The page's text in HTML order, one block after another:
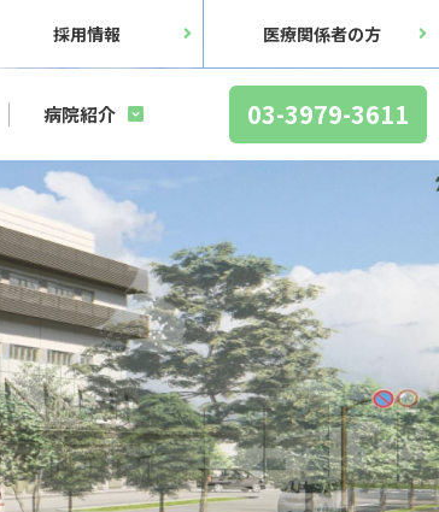
採用情報 医療関係者の方
病院紹介 03-3979-3611